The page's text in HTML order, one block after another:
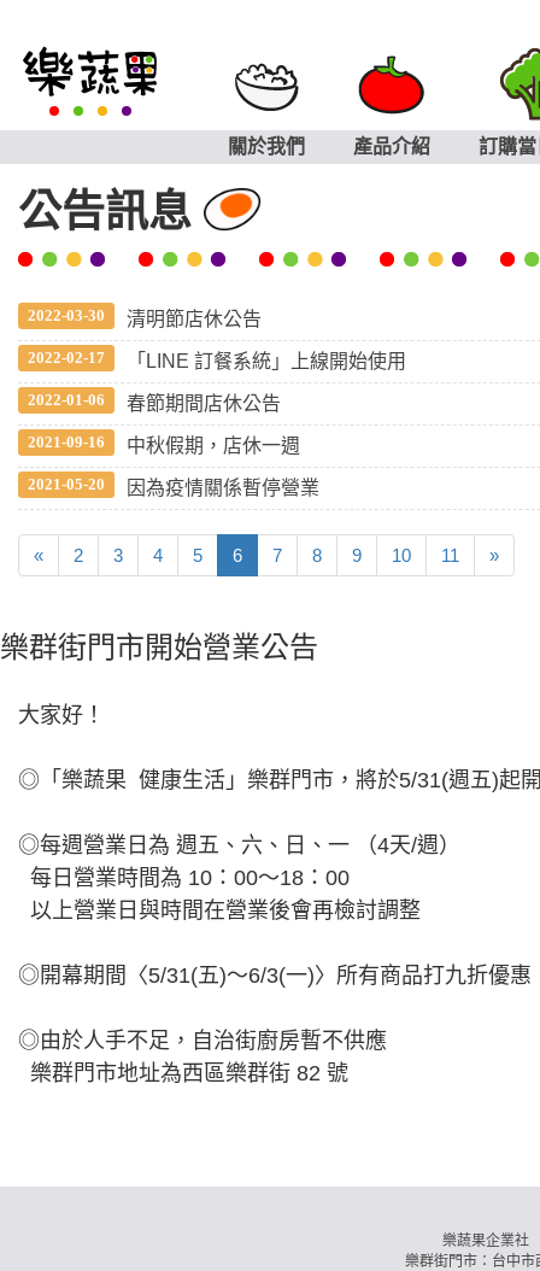
關於我們 產品介紹 訂購
公告訊息
2022-03-30 清明節店休公告
2022-02-17 「LINE 訂餐系統」上線開始使用
2022-01-06 春節期間店休公告
2021-09-16 中秋假期，店休一週
2021-05-20 因為疫情關係暫停營業
« 2 3 4 5 6 7 8 9 10 11 »
樂群街門市開始營業公告
大家好！
◎「樂蔬果 健康生活」樂群門市，將於5/31(週五)起
◎每週營業日為 週五、六、日、一 （4天/週）
每日營業時間為 10：00～18：00
以上營業日與時間在營業後會再檢討調整
◎開幕期間〈5/31(五)～6/3(一)〉所有商品打九折優
◎由於人手不足，自治街廚房暫不供應
樂群門市地址為西區樂群街 82 號
樂蔬果企業
樂群街門市：台中